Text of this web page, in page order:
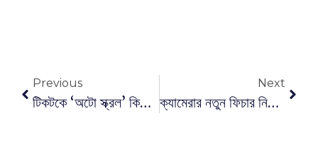
Previous
টিকটকে ‘অটো স্ক্রল’ কিভাবে চালু-বন্ধ করবেন, জেনে নিন
Next
ক্যামেরার নতুন ফিচার নিয়ে আসছে হোয়াটসঅ্যাপ ?